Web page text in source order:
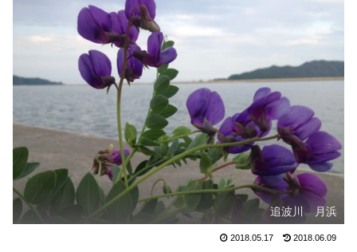
追波川 月浜
2018.05.17 2018.06.09